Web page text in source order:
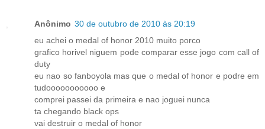
Anônimo 30 de outubro de 2010 às 20:19
eu achei o medal of honor 2010 muito porco
grafico horivel niguem pode comparar esse jogo com call of
duty
eu nao so fanboyola mas que o medal of honor e podre em
tudooooooooooo e
comprei passei da primeira e nao joguei nunca
ta chegando black ops
vai destruir o medal of honor